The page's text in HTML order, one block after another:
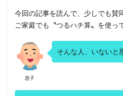
今回の記事を読んで、少しでも賛
ご家庭でも〝つるハチ算〟を使っ
息子
そんな人、いないと